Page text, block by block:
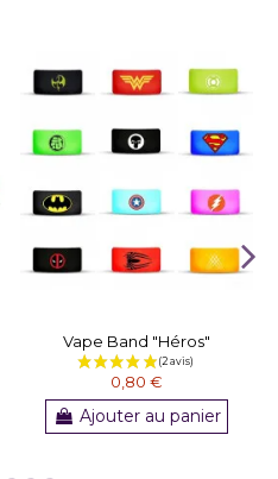
Vape Band "Héros"
0,80 €
Ajouter au panier